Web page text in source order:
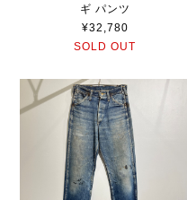
ギ パンツ
¥32,780
SOLD OUT